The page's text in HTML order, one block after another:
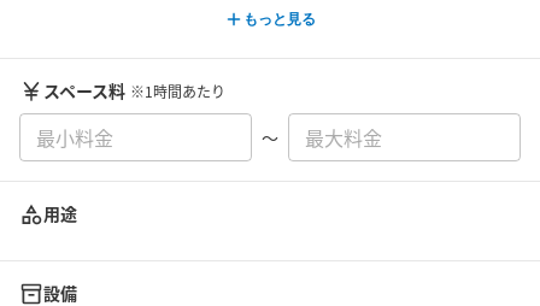
もっと見る
スペース料 ※1時間あたり
〜
用途
設備